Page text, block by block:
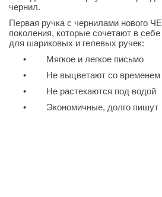
чернил.
Первая ручка с чернилами нового
поколения, которые сочетают в
для шариковых и гелевых ручек:
•
Мягкое и легкое письмо
•
Не выцветают со временем
•
Не растекаются под водой
•
Экономичные, долго пишут